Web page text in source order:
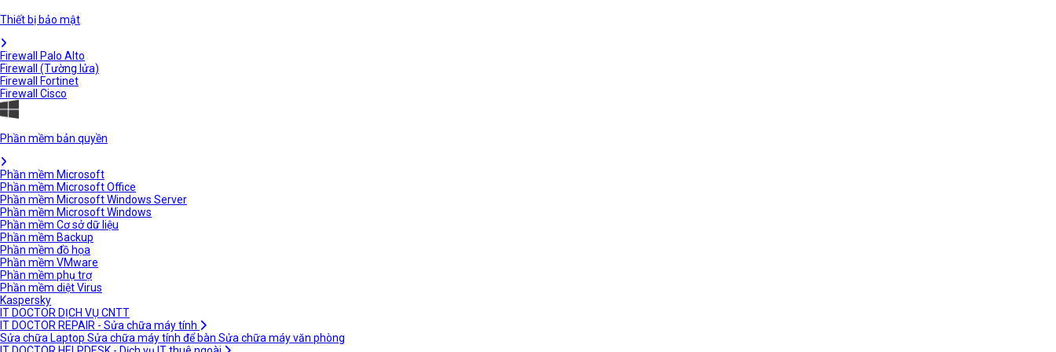
Thiết bị bảo mật
Firewall Palo Alto
Firewall (Tường lửa)
Firewall Fortinet
Firewall Cisco
Phần mềm bản quyền
Phần mềm Microsoft
Phần mềm Microsoft Office
Phần mềm Microsoft Windows Server
Phần mềm Microsoft Windows
Phần mềm Cơ sở dữ liệu
Phần mềm Backup
Phần mềm đồ họa
Phần mềm VMware
Phần mềm phụ trợ
Phần mềm diệt Virus
Kaspersky
IT DOCTOR DỊCH VỤ CNTT
IT DOCTOR REPAIR - Sửa chữa máy tính
Sửa chữa Laptop Sửa chữa máy tính để bàn Sửa chữa máy văn phòng